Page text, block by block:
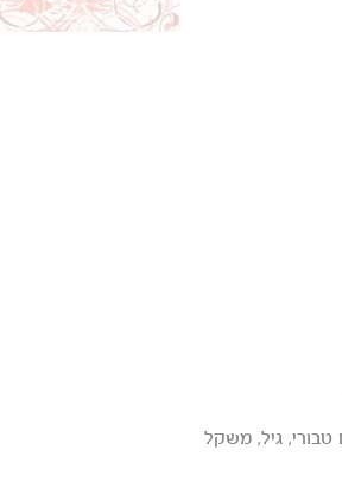
גיל, משקל